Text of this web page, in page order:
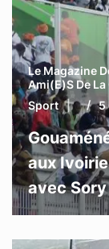
Le Magazine
Ami(e)s De La
Sport
5
aux
avec Sory